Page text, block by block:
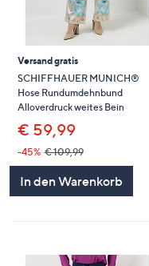
Versand gratis
SCHIFFHAUER MUNICH®
Hose Rundumdehnbund
Alloverdruck weites Bein
€ 59,99
-45% € 109,99
In den Warenkorb